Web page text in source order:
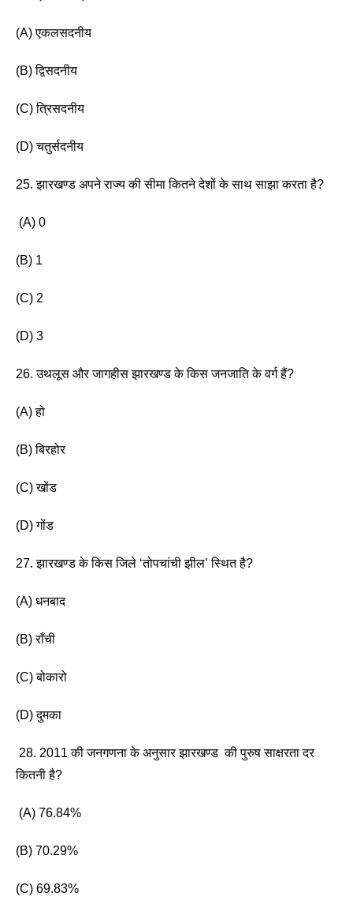
(A) एकलसदनीय
(B) द्विसदनीय
(C) त्रिसदनीय
(D) चतुर्सदनीय
25. झारखण्ड अपने राज्य की सीमा कितने देशों के साथ साझा करता है?
(A) 0
(B) 1
(C) 2
(D) 3
26. उथलूस और जागहीस झारखण्ड के किस जनजाति के वर्ग हैं?
(A) हो
(B) बिरहोर
(C) खोंड
(D) गोंड
27. झारखण्ड के किस जिले ‘तोपचांची झील’ स्थित है?
(A) धनबाद
(B) राँची
(C) बोकारो
(D) दुमका
28. 2011 की जनगणना के अनुसार झारखण्ड  की पुरुष साक्षरता दर
कितनी है?
(A) 76.84%
(B) 70.29%
(C) 69.83%